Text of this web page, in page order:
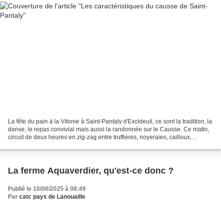
La fête du pain à la Vitonie à Saint-Pantaly d'Excideuil, ce sont la tradition, la
danse, le repas convivial mais aussi la randonnée sur le Causse. Ce matin,
circuit de deux heures en zig-zag entre truffières, noyeraies, cailloux,
La ferme Aquaverdier, qu'est-ce donc ?
Publié le 10/08/2025 à 08:49
Par catc pays de Lanouaille